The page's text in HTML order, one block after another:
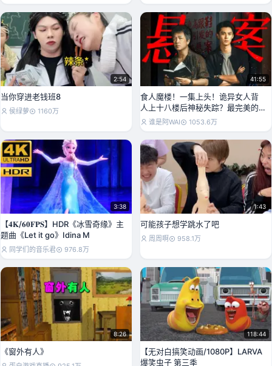
2:54
当你穿进老钱班8
侯绿萝 1160万
41:55
食人魔楼！一集上头！诡异女人背
人上十八楼后神秘失踪？最完美的
犯罪？《黑夜告白》P
谁是阿WAI 1053.6万
3:38
【𝟒𝐊/𝟔𝟎𝐅𝐏𝐒】HDR《冰雪奇缘》主
题曲《Let it go》Idina M
同学们的音乐君 976.8万
1:43
可能孩子想学跳水了吧
周周啊 958.1万
8:26
《窗外有人》
118:44
【无对白搞笑动画/1080P】LARVA
爆笑虫子 第三季